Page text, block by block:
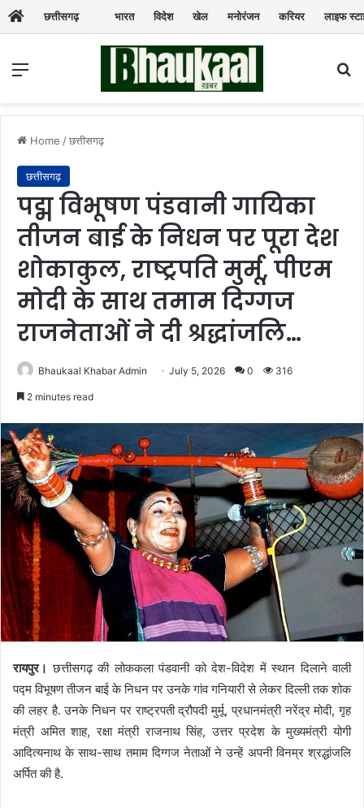
छत्तीसगढ़ भारत विदेश खेल मनोरंजन करियर लाइफ
Menu
Home /छत्तीसगढ़
छत्तीसगढ़
पद्म विभूषण पंडवानी गायिका
तीजन बाई के निधन पर पूरा देश
शोकाकुल, राष्ट्रपति मुर्मू, पीएम
मोदी के साथ तमाम दिग्गज
राजनेताओं ने दी श्रद्धांजलि…
Bhaukaal Khabar Admin July 5, 2026 0 316
2 minutes read
रायपुर। छत्तीसगढ़ की लोककला पंडवानी को देश-विदेश में स्थान दिलाने वाली
पद्म विभूषण तीजन बाई के निधन पर उनके गांव गनियारी से लेकर दिल्ली तक शोक
की लहर है. उनके निधन पर राष्ट्रपती द्रौपदी मुर्मू, प्रधानमंत्री नरेंद्र मोदी, गृह
मंत्री अमित शाह, रक्षा मंत्री राजनाथ सिंह, उत्तर प्रदेश के मुख्यमंत्री योगी
आदित्यनाथ के साथ-साथ तमाम दिग्गज नेताओं ने उन्हें अपनी विनम्र श्रद्धांजलि
अर्पित की है.